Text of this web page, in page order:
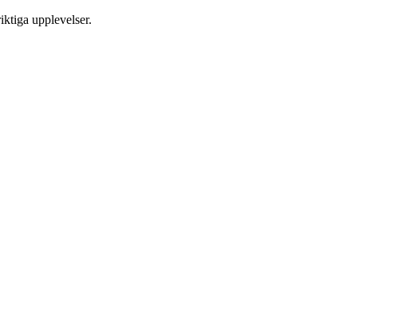
upplevelser.